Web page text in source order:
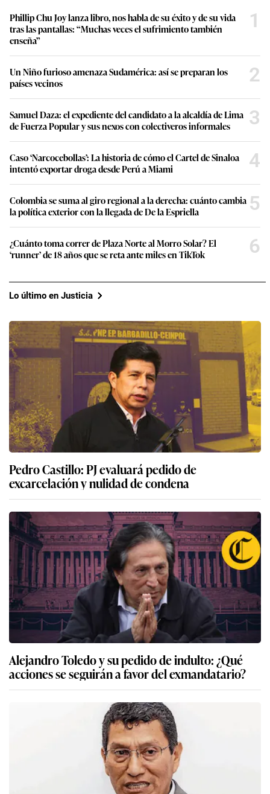
Phillip Chu Joy lanza libro, nos habla de su éxito y de su vida
tras las pantallas: “Muchas veces el sufrimiento también
enseña”
1
Un Niño furioso amenaza Sudamérica: así se preparan los
países vecinos
2
Samuel Daza: el expediente del candidato a la alcaldía de Lima
de Fuerza Popular y sus nexos con colectiveros informales
3
Caso ‘Narcocebollas’: La historia de cómo el Cartel de Sinaloa
intentó exportar droga desde Perú a Miami
4
Colombia se suma al giro regional a la derecha: cuánto cambia
la política exterior con la llegada de De la Espriella
5
¿Cuánto toma correr de Plaza Norte al Morro Solar? El
‘runner’ de 18 años que se reta ante miles en TikTok
6
Lo último en Justicia
Pedro Castillo: PJ evaluará pedido de
excarcelación y nulidad de condena
Alejandro Toledo y su pedido de indulto: ¿Qué
acciones se seguirán a favor del exmandatario?